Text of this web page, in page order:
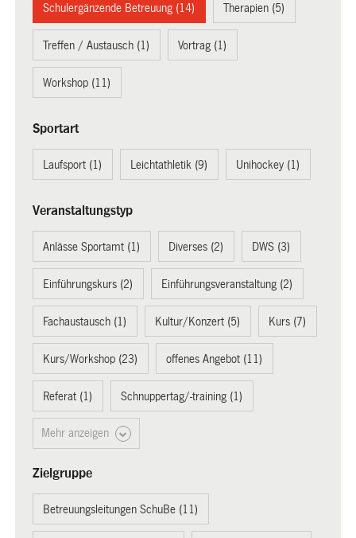
Schulergänzende Betreuung (14) Therapien (5)
Treffen / Austausch (1) Vortrag (1)
Workshop (11)
Sportart
Laufsport (1) Leichtathletik (9) Unihockey (1)
Veranstaltungstyp
Anlässe Sportamt (1) Diverses (2) DWS (3)
Einführungskurs (2) Einführungsveranstaltung (2)
Fachaustausch (1) Kultur/Konzert (5) Kurs (7)
Kurs/Workshop (23) offenes Angebot (11)
Referat (1) Schnuppertag/-training (1)
Mehr anzeigen
Zielgruppe
Betreuungsleitungen SchuBe (11)